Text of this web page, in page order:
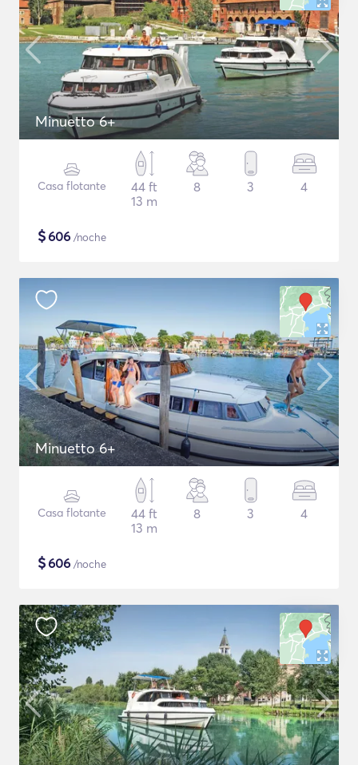
Minuetto 6+
Casa flotante
44 ft
13 m
8 3 4
$606 /noche
Minuetto 6+
Casa flotante
44 ft
13 m
8 3 4
$606 /noche